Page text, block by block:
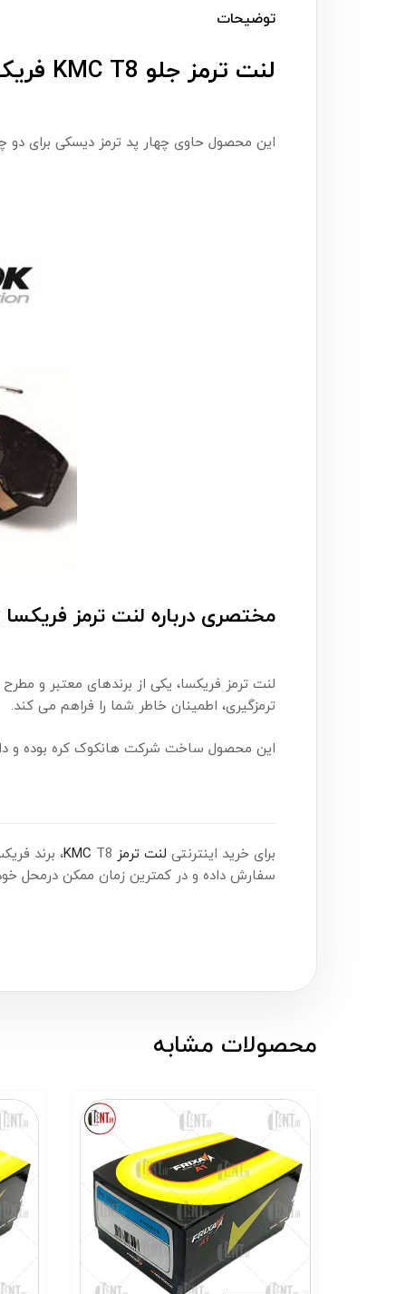
توضیحات
لنت ترمز جلو KMC T8 فریکسا (Frixa)
این محصول حاوی چهار پد ترمز دیسکی برای
مختصری درباره لنت ترمز فریکسا Frixa:
لنت ترمز فریکسا، یکی از برندهای معتبر و
ترمزگیری، اطمینان خاطر شما را فراهم می کند.
این محصول ساخت شرکت هانکوک کره بوده و
برای خرید اینترنتی لنت ترمز KMC T8، برند فریکسا Frixa، همین حالا اقدام کنید. شما می‌توانید این محصول را هم‌اکنون از
سفارش داده و در کمترین زمان ممکن درمحل
محصولات مشابه